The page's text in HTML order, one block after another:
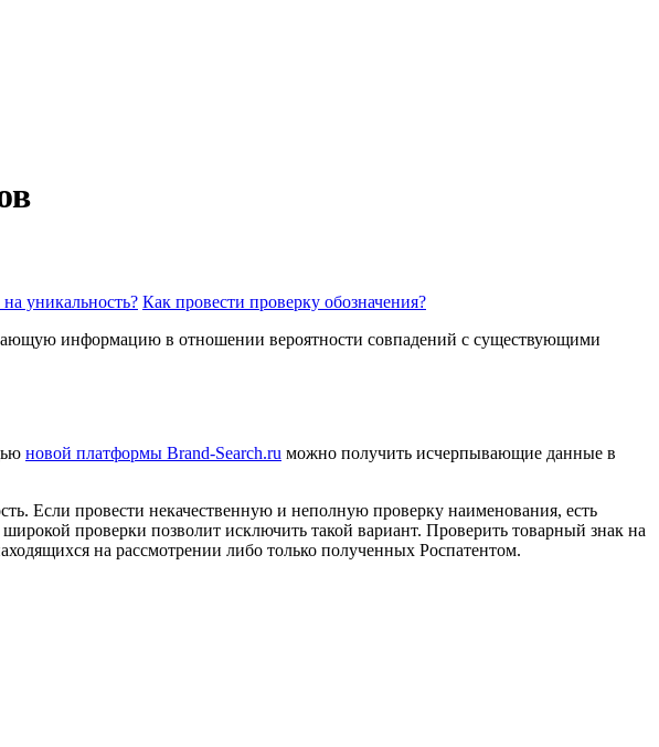
уникальность? Как провести проверку обозначения?
информацию в отношении вероятности совпадений с существующими
новой платформы Brand-Search.ru можно получить исчерпывающие данные в
Если провести некачественную и неполную проверку наименования, есть
проверки позволит исключить такой вариант. Проверить товарный знак на
на рассмотрении либо только полученных Роспатентом.